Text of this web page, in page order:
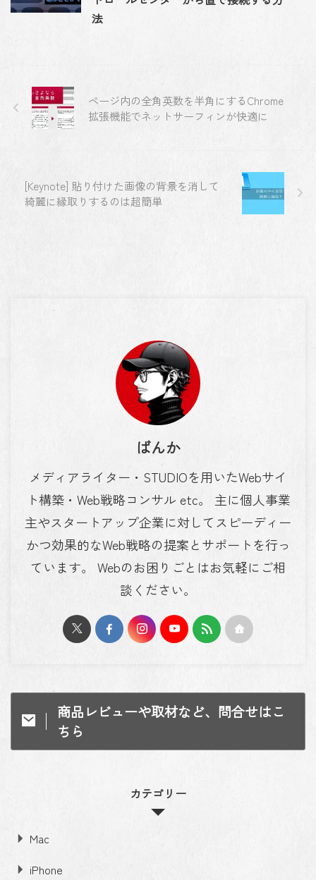
法
ページ内の全角英数を半角にするChrome
拡張機能でネットサーフィンが快適に
[Keynote] 貼り付けた画像の背景を消して
綺麗に縁取りするのは超簡単
ばんか
メディアライター・STUDIOを用いたWebサイ
ト構築・Web戦略コンサル etc。 主に個人事業
主やスタートアップ企業に対してスピーディー
かつ効果的なWeb戦略の提案とサポートを行っ
ています。 Webのお困りごとはお気軽にご相
談ください。
商品レビューや取材など、問合せはこ
ちら
カテゴリー
Mac
iPhone